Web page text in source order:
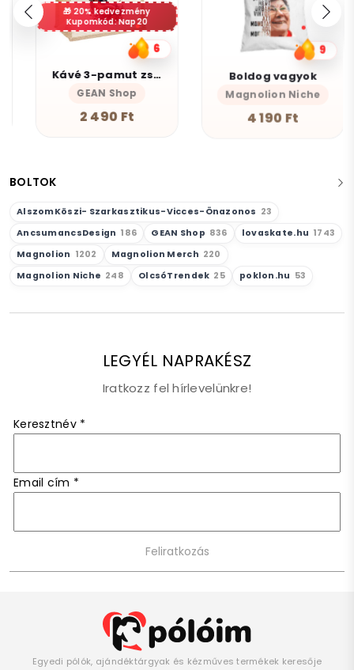
BOLTOK
AlszomKöszi- Szarkasztikus-Vicces-Önazonos 23
AncsumancsDesign 186 GEAN Shop 836 lovaskate.hu 1743
Magnolion 1202 Magnolion Merch 220
Magnolion Niche 248 OlcsóTrendek 25 poklon.hu 53
20% kedvezmény
Kupomkód: Nap20
6
Kávé 3-pamut zsebes juta midi bevásárlótáska
GEAN Shop
2 490 Ft
9
Boldog vagyok
Magnolion Niche
4 190 Ft
LEGYÉL NAPRAKÉSZ
Iratkozz fel hírlevelünkre!
Keresztnév *
Email cím *
Egyedi pólók, ajándéktárgyak és kézműves termékek keresője